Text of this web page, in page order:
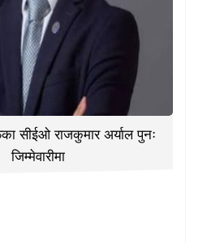
सीईओ राजकुमार अर्याल पुनः
जिम्मेवारीमा